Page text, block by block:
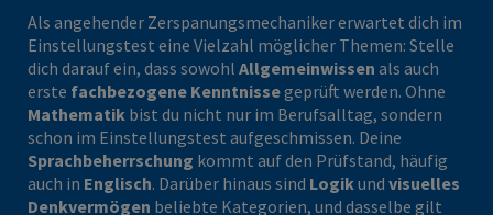
Als angehender Zerspanungsmechaniker erwartet dich im
Einstellungstest eine Vielzahl möglicher Themen: Stelle
dich darauf ein, dass sowohl Allgemeinwissen als auch
erste fachbezogene Kenntnissegeprüft werden. Ohne
Mathematik bist du nicht nur im Berufsalltag, sondern
schon im Einstellungstest aufgeschmissen. Deine
Sprachbeherrschung kommt auf den Prüfstand, häufig
auch in Englisch. Darüber hinaus sind Logikund visuelles
Denkvermögen beliebte Kategorien, und dasselbe gilt